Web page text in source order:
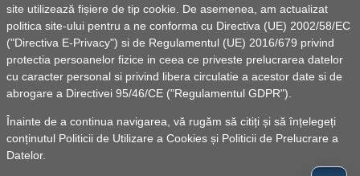
site utilizează fișiere de tip cookie. De asemenea, am actualizat
politica site-ului pentru a ne conforma cu Directiva (UE) 2002/58/EC
("Directiva E-Privacy") si de Regulamentul (UE) 2016/679 privind
protectia persoanelor fizice in ceea ce priveste prelucrarea datelor
cu caracter personal si privind libera circulatie a acestor date si de
abrogare a Directivei 95/46/CE ("Regulamentul GDPR").
Înainte de a continua navigarea, vă rugăm să citiți și să înțelegeți
conținutul Politicii de Utilizare a Cookies și Politicii de Prelucrare a
Datelor.